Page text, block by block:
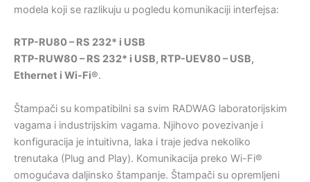
modela koji se razlikuju u pogledu komunikaciji interfejsa:
RTP-RU80 – RS 232* i USB
RTP-RUW80 – RS 232* i USB, RTP-UEV80 – USB,
Ethernet i Wi-Fi®.
Štampači su kompatibilni sa svim RADWAG laboratorijskim
vagama i industrijskim vagama. Njihovo povezivanje i
konfiguracija je intuitivna, laka i traje jedva nekoliko
trenutaka (Plug and Play). Komunikacija preko Wi-Fi®
omogućava daljinsko štampanje. Štampači su opremljeni